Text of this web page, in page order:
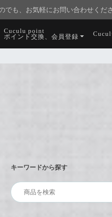
でも、お気軽にお問い合わせくだ
Cuculu point
ポイント交換、会員登録
キーワードから探す